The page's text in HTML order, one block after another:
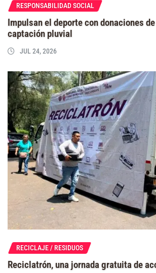
RESPONSABILIDAD SOCIAL
Impulsan el deporte con donaciones
captación pluvial
JUL 24, 2026
RECICLAJE / RESIDUOS
Reciclatrón, una jornada gratuita de